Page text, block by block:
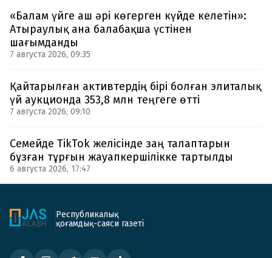
«Балам үйге аш әрі көгерген күйде келетін»:
Атыраулық ана балабақша үстінен
шағымданды
7 августа 2026, 09:35
Қайтарылған активтердің бірі болған элиталық
үй аукционда 353,8 млн теңгеге өтті
7 августа 2026, 09:10
Семейде TikTok желісінде заң талаптарын
бұзған тұрғын жауапкершілікке тартылды
6 августа 2026, 17:47
Республикалық
қоғамдық-саяси газеті